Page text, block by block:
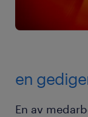
en
En av